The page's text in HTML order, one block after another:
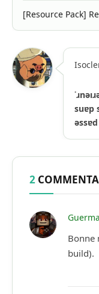
[Resource Pack]
suɐp
2
Bonne
build).